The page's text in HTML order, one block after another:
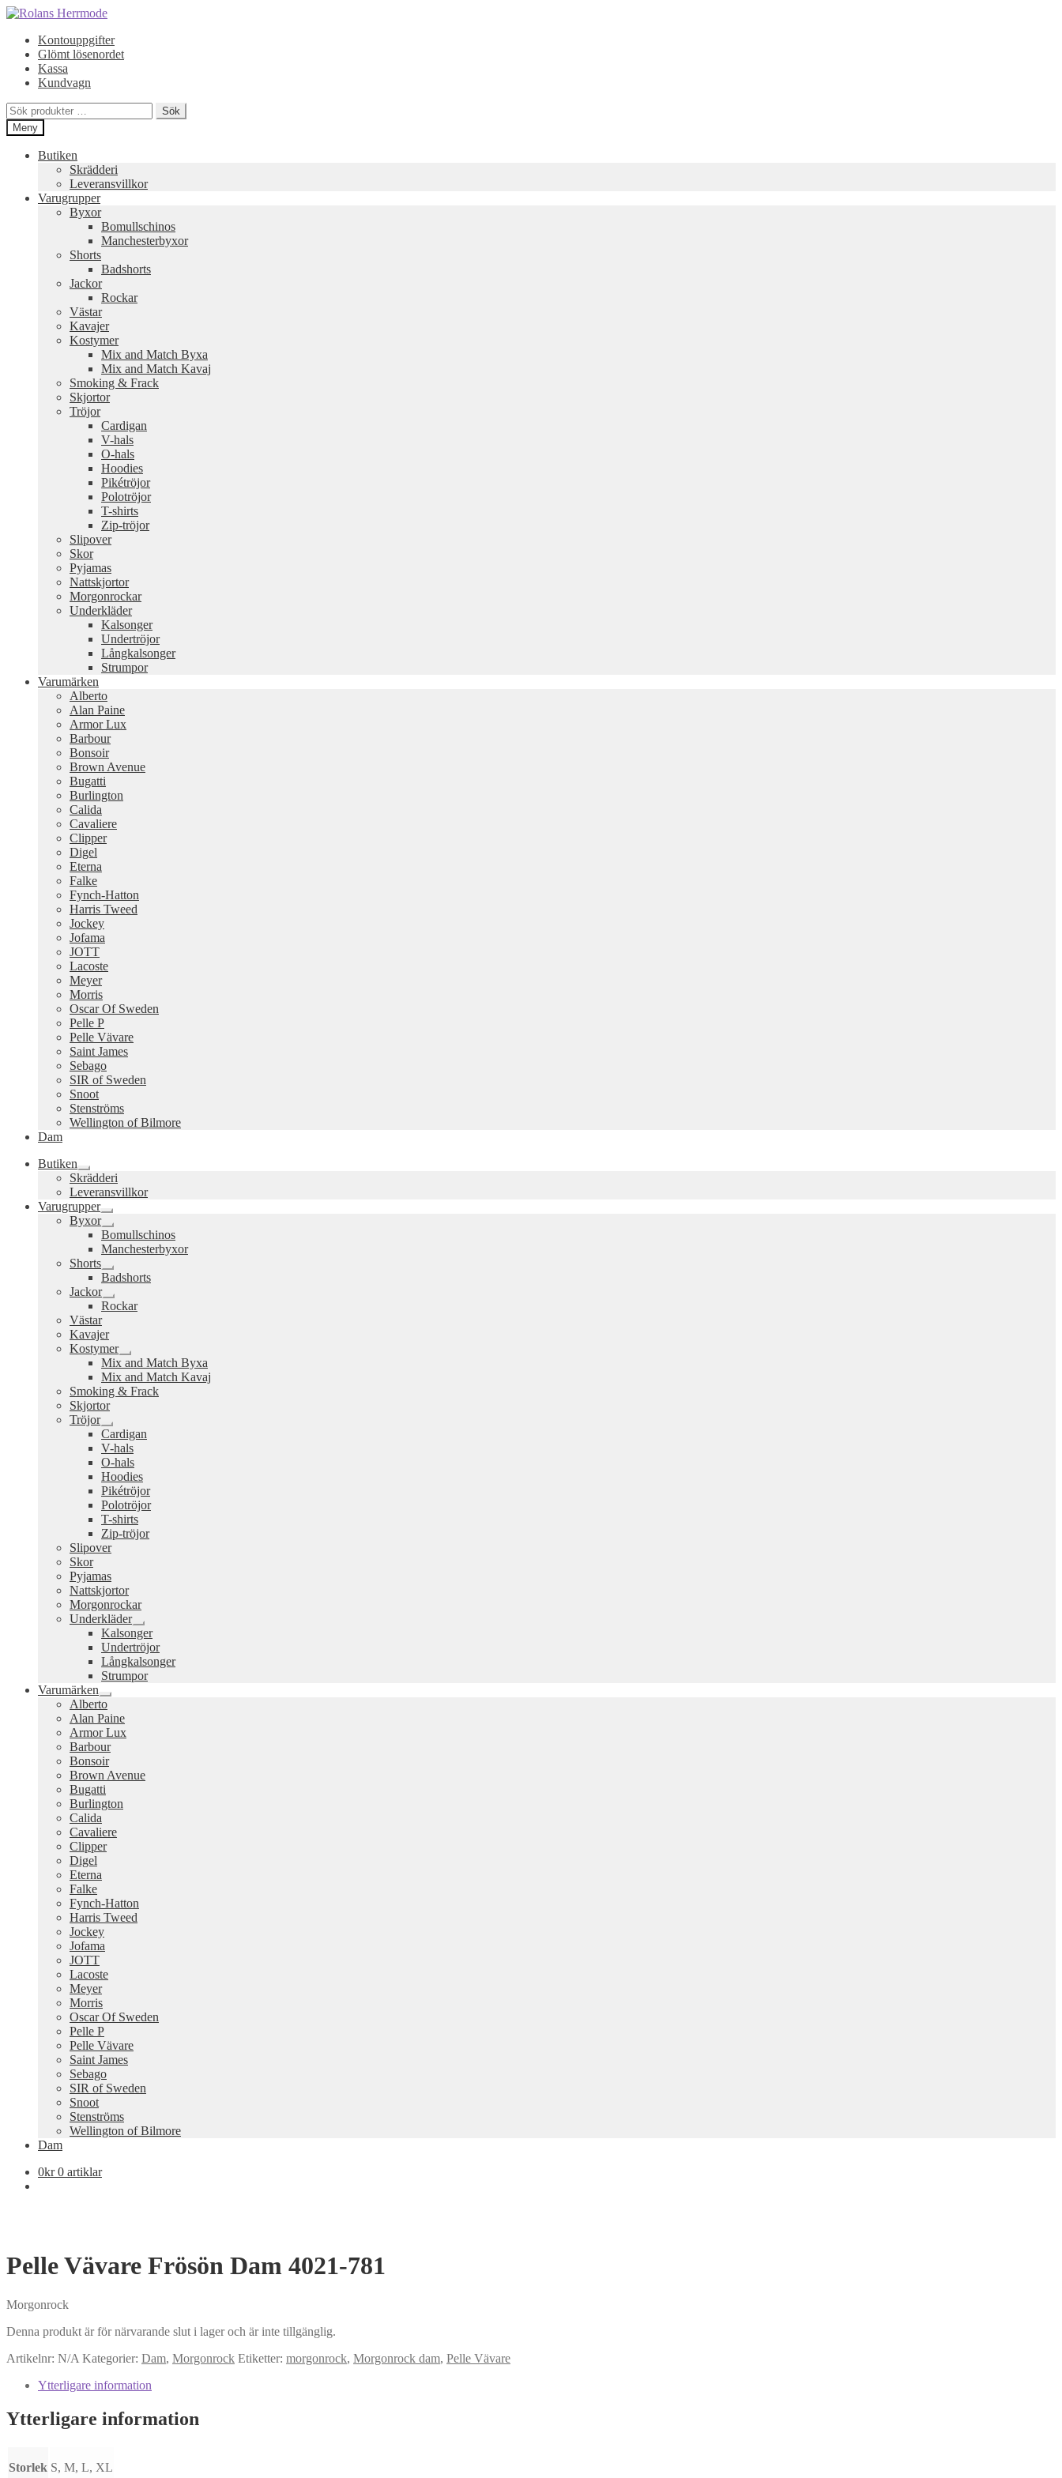
Hoppa
navigering
Hoppa
innehållKontouppgifter
Glömt lösenordet
Kassa
Kundvagn
Sök
efter:
Sök
Meny
Butiken
Skrädderi
Leveransvillkor
Varugrupper
Byxor
Bomullschinos
Manchesterbyxor
Shorts
Badshorts
Jackor
Rockar
Västar
Kavajer
Kostymer
Mix and Match Byxa
Mix and Match Kavaj
Smoking & Frack
Skjortor
Tröjor
Cardigan
V-hals
O-hals
Hoodies
Pikétröjor
Polotröjor
T-shirts
Zip-tröjor
Slipover
Skor
Pyjamas
Nattskjortor
Morgonrockar
Underkläder
Kalsonger
Undertröjor
Långkalsonger
Strumpor
Varumärken
Alberto
Alan Paine
Armor Lux
Barbour
Bonsoir
Brown Avenue
Bugatti
Burlington
Calida
Cavaliere
Clipper
Digel
Eterna
Falke
Fynch-Hatton
Harris Tweed
Jockey
Jofama
JOTT
Lacoste
Meyer
Morris
Oscar Of Sweden
Pelle P
Pelle Vävare
Saint James
Sebago
SIR of Sweden
Snoot
Stenströms
Wellington of Bilmore
Dam
Butiken
Expandera
undermeny
Skrädderi
Leveransvillkor
Varugrupper
Expandera
undermeny
Byxor
Expandera
undermeny
Bomullschinos
Manchesterbyxor
Shorts
Expandera
undermeny
Badshorts
Jackor
Expandera
undermeny
Rockar
Västar
Kavajer
Kostymer
Expandera
undermeny
Mix and Match Byxa
Mix and Match Kavaj
Smoking & Frack
Skjortor
Tröjor
Expandera
undermeny
Cardigan
V-hals
O-hals
Hoodies
Pikétröjor
Polotröjor
T-shirts
Zip-tröjor
Slipover
Skor
Pyjamas
Nattskjortor
Morgonrockar
Underkläder
Expandera
undermeny
Kalsonger
Undertröjor
Långkalsonger
Strumpor
Varumärken
Expandera
undermeny
Alberto
Alan Paine
Armor Lux
Barbour
Bonsoir
Brown Avenue
Bugatti
Burlington
Calida
Cavaliere
Clipper
Digel
Eterna
Falke
Fynch-Hatton
Harris Tweed
Jockey
Jofama
JOTT
Lacoste
Meyer
Morris
Oscar Of Sweden
Pelle P
Pelle Vävare
Saint James
Sebago
SIR of Sweden
Snoot
Stenströms
Wellington of Bilmore
Dam
0kr 0 artiklar
Pelle Vävare Frösön Dam 4021-781
Morgonrock
Denna produkt är för närvarande slut i lager och är inte tillgänglig.
Artikelnr: N/A Kategorier: Dam, Morgonrock Etiketter: morgonrock, Morgonrock dam, Pelle Vävare
Ytterligare information
Ytterligare information
Storlek S, M, L, XL